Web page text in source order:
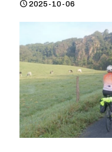
2025-10-06